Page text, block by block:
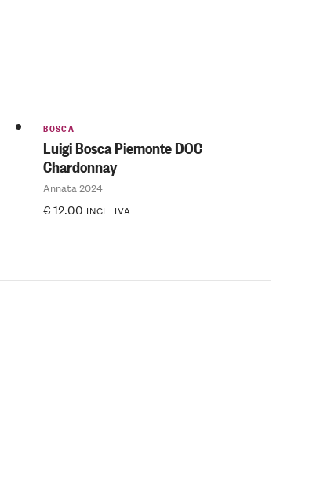
BOSCA
Luigi Bosca Piemonte DOC
Chardonnay
Annata 2024
€12.00 INCL. IVA